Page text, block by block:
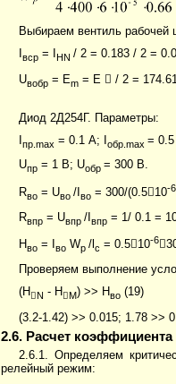
Выбираем вентиль рабочей
Iвср = IHN / 2 = 0.183 / 2 =
Uвобр = Em = E  / 2 =
Диод 2Д254Г. Параметры:
Iпр. max = 0.1 А; Iобр. max =
Uпр = 1 В; Uобр = 300 B.
Rво = Uво /I во = 300/(0.510-6
Rвпр = Uвпр /I впр = 1/ 0.1 =
Hво = I во Wp /l c = 0.510-6
Проверяем выполнение
(HN - HM) >> Hво (19)
(3.2-1.42) >> 0.015; 1.78 >>
2.6. Расчет
2.6.1. Определяем
релейный режим: